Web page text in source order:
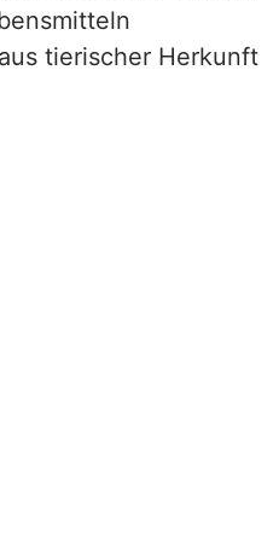
tierischer Herkunft